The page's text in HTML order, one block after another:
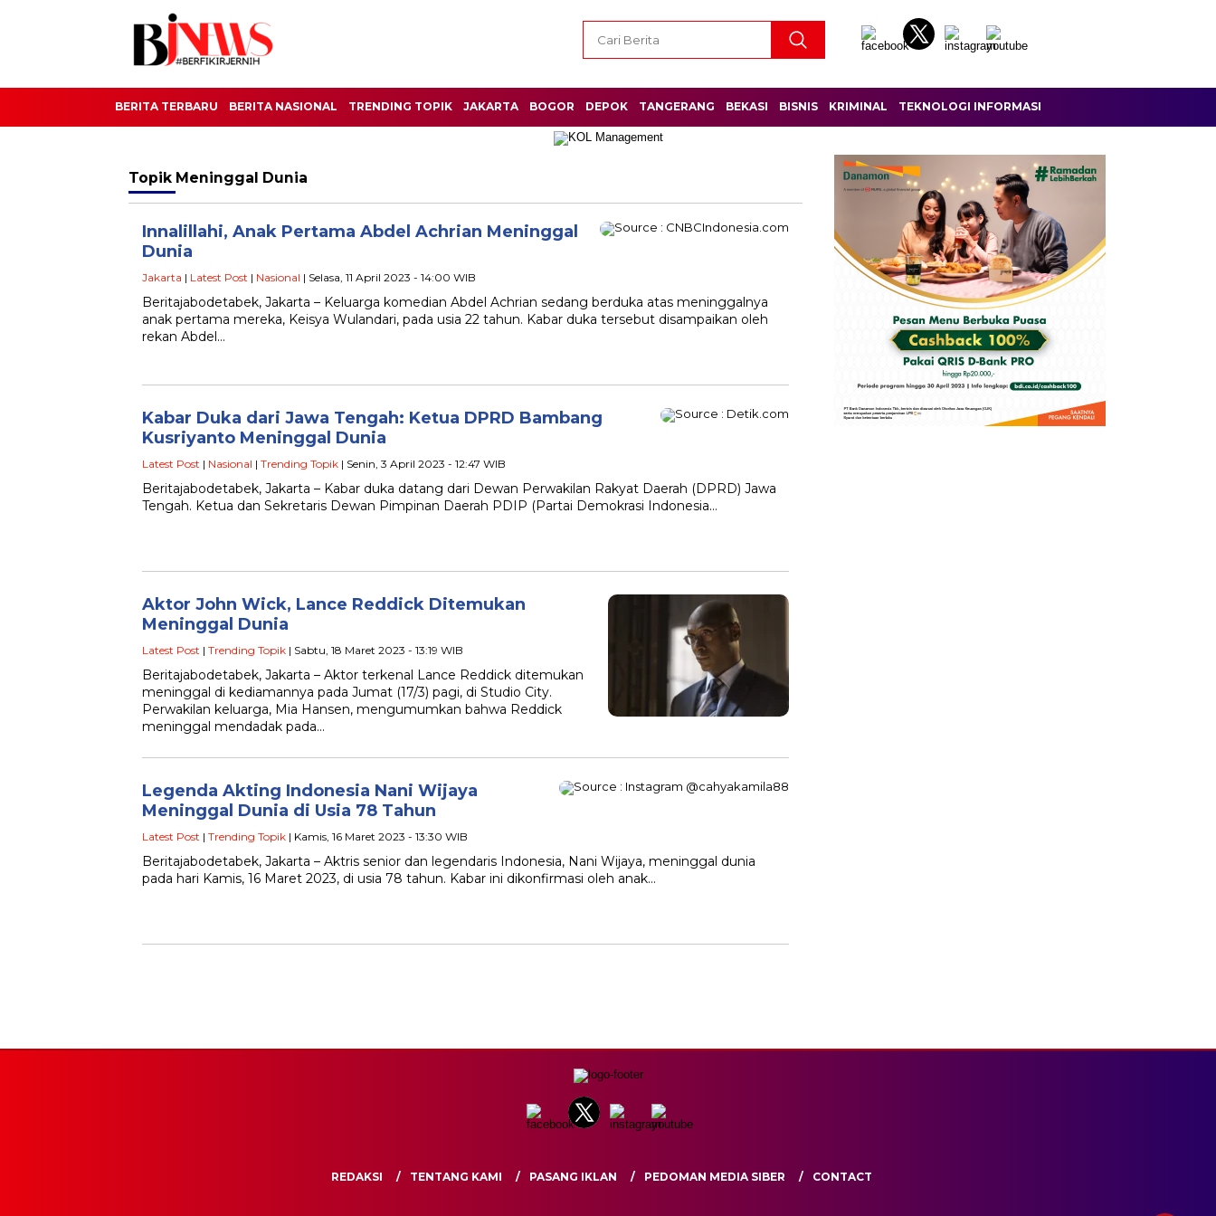
BERITA TERBARU BERITA NASIONAL TRENDING TOPIK JAKARTA BOGOR DEPOK TANGERANG BEKASI BISNIS KRIMINAL TEKNOLOGI INFORMASI
Topik Meninggal Dunia
Innalillahi, Anak Pertama Abdel Achrian Meninggal
Dunia
Jakarta | Latest Post | Nasional | Selasa, 11 April 2023 - 14:00 WIB
Beritajabodetabek, Jakarta – Keluarga komedian Abdel Achrian sedang berduka atas meninggalnya
anak pertama mereka, Keisya Wulandari, pada usia 22 tahun. Kabar duka tersebut disampaikan oleh
rekan Abdel…
Kabar Duka dari Jawa Tengah: Ketua DPRD Bambang
Kusriyanto Meninggal Dunia
Latest Post | Nasional | Trending Topik | Senin, 3 April 2023 - 12:47 WIB
Beritajabodetabek, Jakarta – Kabar duka datang dari Dewan Perwakilan Rakyat Daerah (DPRD) Jawa
Tengah. Ketua dan Sekretaris Dewan Pimpinan Daerah PDIP (Partai Demokrasi Indonesia…
Aktor John Wick, Lance Reddick Ditemukan
Meninggal Dunia
Latest Post | Trending Topik | Sabtu, 18 Maret 2023 - 13:19 WIB
Beritajabodetabek, Jakarta – Aktor terkenal Lance Reddick ditemukan
meninggal di kediamannya pada Jumat (17/3) pagi, di Studio City.
Perwakilan keluarga, Mia Hansen, mengumumkan bahwa Reddick
meninggal mendadak pada…
Legenda Akting Indonesia Nani Wijaya
Meninggal Dunia di Usia 78 Tahun
Latest Post | Trending Topik | Kamis, 16 Maret 2023 - 13:30 WIB
Beritajabodetabek, Jakarta – Aktris senior dan legendaris Indonesia, Nani Wijaya, meninggal dunia
pada hari Kamis, 16 Maret 2023, di usia 78 tahun. Kabar ini dikonfirmasi oleh anak…
REDAKSI TENTANG KAMI PASANG IKLAN PEDOMAN MEDIA SIBER CONTACT